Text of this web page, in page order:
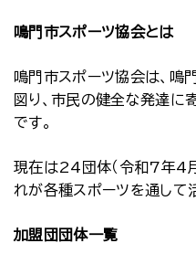
鳴門市スポーツ協会とは
鳴門市スポーツ協会は、鳴
図り、市民の健全な発達に
です。
現在は24団体（令和7年4
れが各種スポーツを通して
加盟団団体一覧